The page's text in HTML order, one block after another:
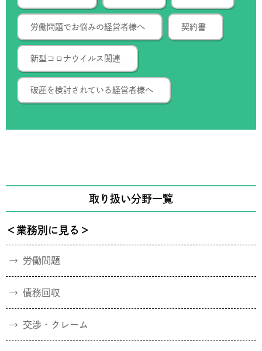
労働問題でお悩みの経営者様へ 契約書
新型コロナウイルス関連
破産を検討されている経営者様へ
取り扱い分野一覧
＜業務別に見る＞
労働問題
債務回収
交渉・クレーム